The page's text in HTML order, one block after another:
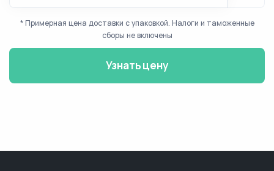
* Примерная цена доставки с упаковкой. Налоги и таможенные
сборы не включены
Узнать цену